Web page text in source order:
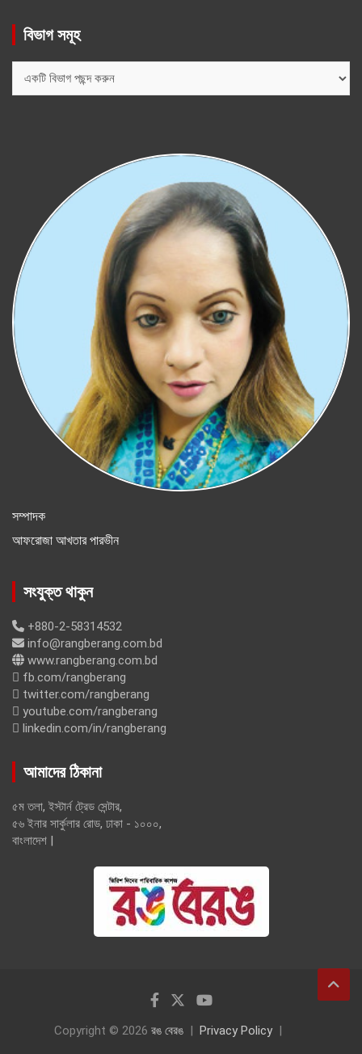
বিভাগ সমূহ
সম্পাদক
আফরোজা আখতার পারভীন
সংযুক্ত থাকুন
+880-2-58314532
info@rangberang.com.bd
www.rangberang.com.bd
fb.com/rangberang
twitter.com/rangberang
youtube.com/rangberang
linkedin.com/in/rangberang
আমাদের ঠিকানা
৫ম তলা, ইস্টার্ন ট্রেড সেন্টার,
৫৬ ইনার সার্কুলার রোড, ঢাকা - ১০০০,
বাংলাদেশ |
Copyright © 2026 রঙ বেরঙ Privacy Policy